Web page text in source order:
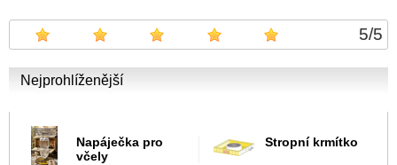
5/5
Nejprohlíženější
Napáječka pro
včely
Stropní krmítko